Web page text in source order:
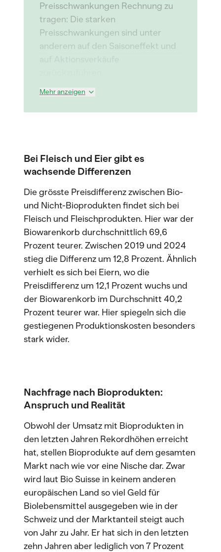
Preisschwankungen Rechnung zu
tragen: Die starken
Preisschwankungen sind unter
anderem auf den Saisoneffekt und
Mehr anzeigen
Bei Fleisch und Eier gibt es
wachsende Differenzen
Die grösste Preisdifferenz zwischen Bio-
und Nicht-Bioprodukten findet sich bei
Fleisch und Fleischprodukten. Hier war der
Biowarenkorb durchschnittlich 69,6
Prozent teurer. Zwischen 2019 und 2024
stieg die Differenz um 12,8 Prozent. Ähnlich
verhielt es sich bei Eiern, wo die
Preisdifferenz um 12,1 Prozent wuchs und
der Biowarenkorb im Durchschnitt 40,2
Prozent teurer war. Hier spiegeln sich die
gestiegenen Produktionskosten besonders
stark wider.
Nachfrage nach Bioprodukten:
Anspruch und Realität
Obwohl der Umsatz mit Bioprodukten in
den letzten Jahren Rekordhöhen erreicht
hat, stellen Bioprodukte auf dem gesamten
Markt nach wie vor eine Nische dar. Zwar
wird laut Bio Suisse in keinem anderen
europäischen Land so viel Geld für
Biolebensmittel ausgegeben wie in der
Schweiz und der Marktanteil steigt auch
von Jahr zu Jahr. Er hat sich in den letzten
zehn Jahren aber lediglich von 7 Prozent